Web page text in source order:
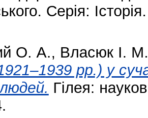
Серія:
О. А., Власюк І. М.
рр.) у
Гілея: